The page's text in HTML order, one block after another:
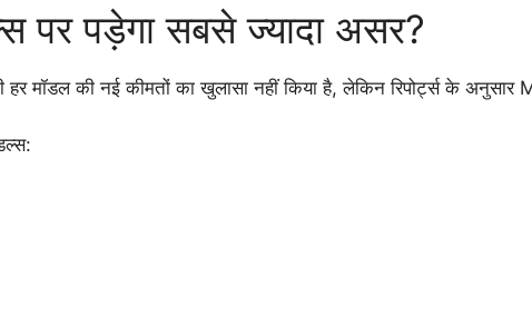
पर पड़ेगा सबसे ज्यादा असर?
हर मॉडल की नई कीमतों का खुलासा नहीं किया है, लेकिन रिपोर्ट्स के